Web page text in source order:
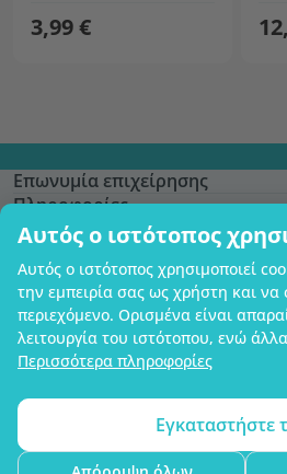
Αυτός ο ιστότοπος
Αυτός ο ιστότοπος χρησιμοποιεί
την εμπειρία σας ως χρήστη και να
περιεχόμενο. Ορισμένα είναι
λειτουργία του ιστότοπου, ενώ
Περισσότερα πληροφορίες
Εγκαταστήστε
3,99 €
Επωνυμία επιχείρησης
Πληροφορίες
Γίνετε μέλος
Βοήθεια και παραγγελίες
Δυνατότητα πληρωμής με κάρτα.
σας δεδομένων μέσω κρυπτογράφησης SSL.
Χάρτης ιστότοπουΧρήση των cookies